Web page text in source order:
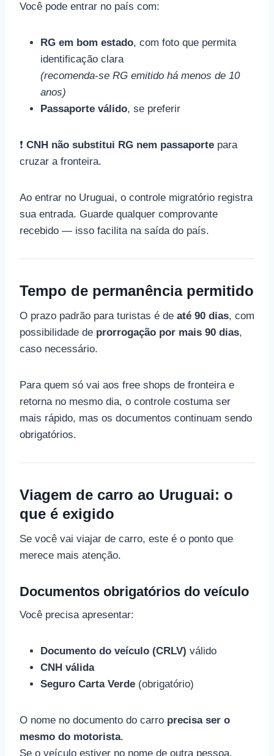
Você pode entrar no país com:
RG em bom estado, com foto que permita
identificação clara
(recomenda-se RG emitido há menos de 10
anos)
Passaporte válido, se preferir
❗ CNH não substitui RG nem passaporte para
cruzar a fronteira.
Ao entrar no Uruguai, o controle migratório registra
sua entrada. Guarde qualquer comprovante
recebido — isso facilita na saída do país.
Tempo de permanência permitido
O prazo padrão para turistas é de até 90 dias, com
possibilidade de prorrogação por mais 90 dias,
caso necessário.
Para quem só vai aos free shops de fronteira e
retorna no mesmo dia, o controle costuma ser
mais rápido, mas os documentos continuam sendo
obrigatórios.
Viagem de carro ao Uruguai: o
que é exigido
Se você vai viajar de carro, este é o ponto que
merece mais atenção.
Documentos obrigatórios do veículo
Você precisa apresentar:
Documento do veículo (CRLV) válido
CNH válida
Seguro Carta Verde (obrigatório)
O nome no documento do carro precisa ser o
mesmo do motorista.
Se o veículo estiver no nome de outra pessoa,